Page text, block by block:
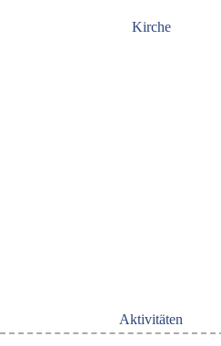
Kirche
Aktivitäten